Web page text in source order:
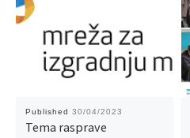
Published 30/04/2023
Tema rasprave